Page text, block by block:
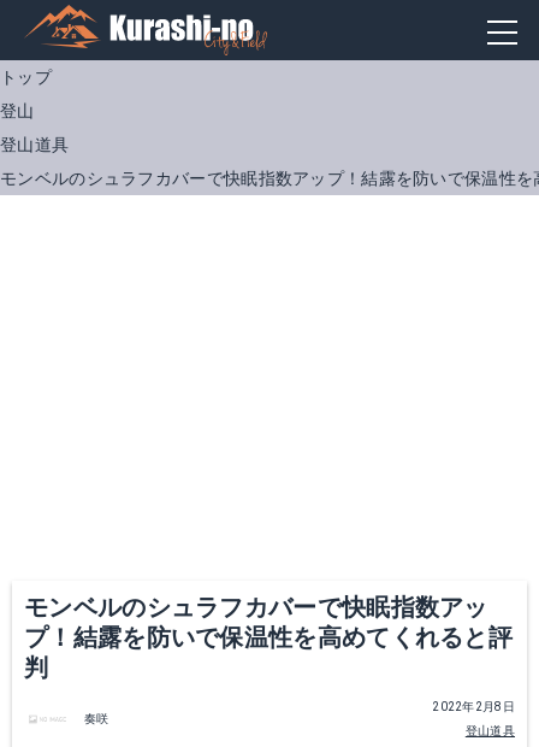
トップ
登山
登山道具
モンベルのシュラフカバーで快眠指数アップ！結露を防いで保温性
モンベルのシュラフカバーで快眠指数アッ
プ！結露を防いで保温性を高めてくれると評
判
2022年2月8日
登山道具
奏咲